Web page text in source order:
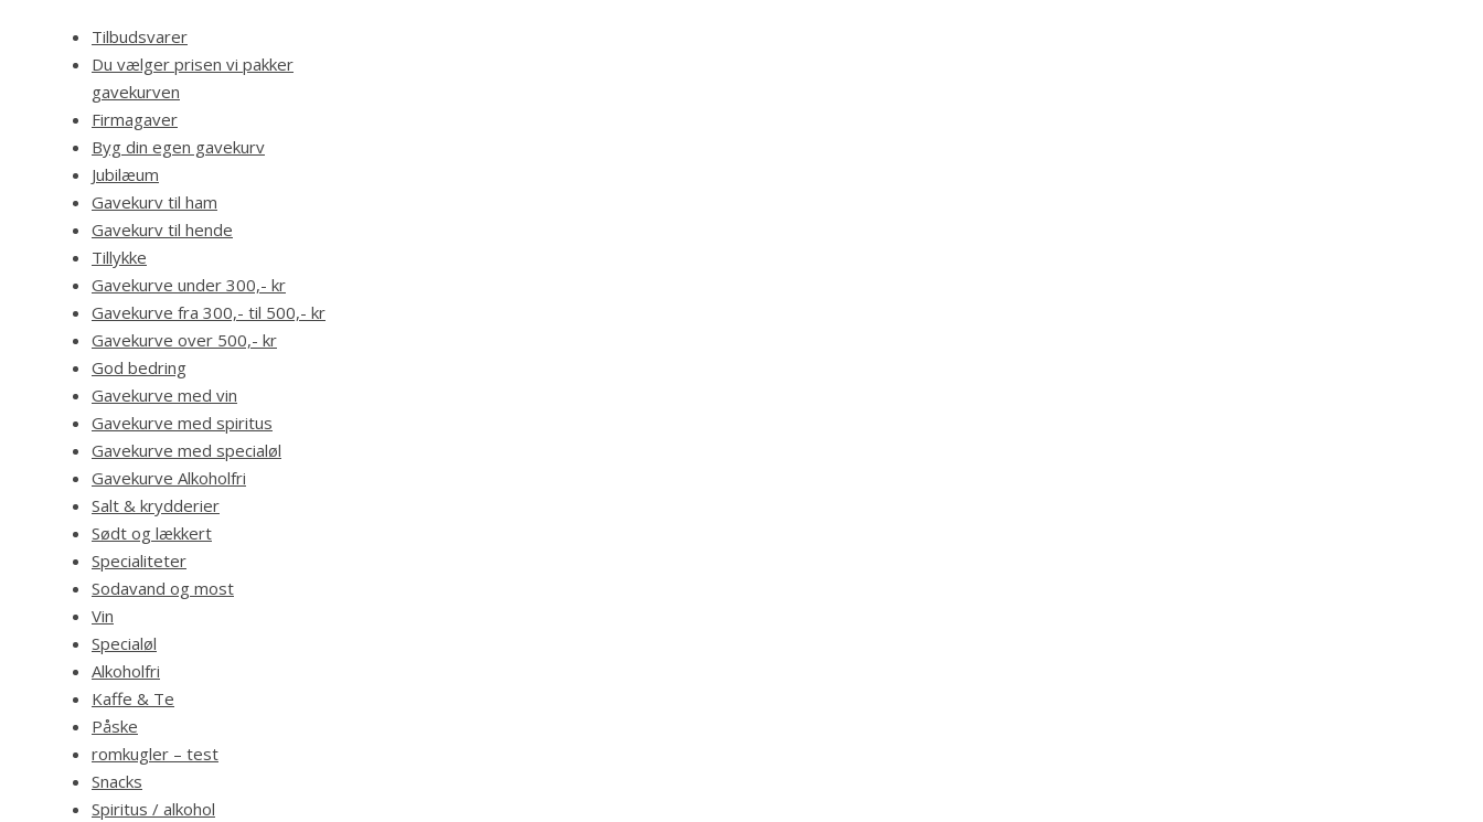
Tilbudsvarer
Du vælger prisen vi pakker
gavekurven
Firmagaver
Byg din egen gavekurv
Jubilæum
Gavekurv til ham
Gavekurv til hende
Tillykke
Gavekurve under 300,- kr
Gavekurve fra 300,- til 500,- kr
Gavekurve over 500,- kr
God bedring
Gavekurve med vin
Gavekurve med spiritus
Gavekurve med specialøl
Gavekurve Alkoholfri
Salt & krydderier
Sødt og lækkert
Specialiteter
Sodavand og most
Vin
Specialøl
Alkoholfri
Kaffe & Te
Påske
romkugler – test
Snacks
Spiritus / alkohol